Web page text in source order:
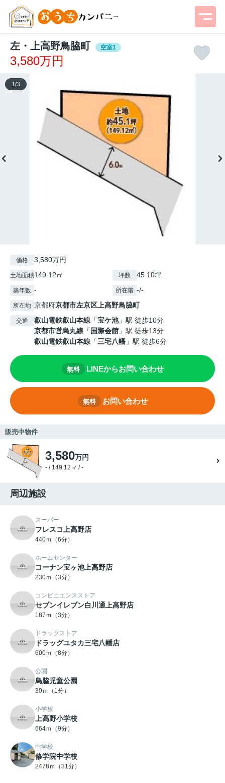
左・上高野鳥脇町 空室1
3,580万円
1 /3
価格 3,580万円
土地面積149.12㎡ 坪数 45.10坪
築年数 - 所在階 -/-
所在地 京都府京都市左京区 上高野鳥脇町
交通 叡山電鉄叡山本線 「宝ケ池」駅 徒歩10分
京都市営烏丸線 「 国際会館 」駅 徒歩13分
叡山電鉄叡山本線 「三宅八幡 」駅 徒歩6分
無料 LINEからお問い合わせ
無料 お問い合わせ
販売中物件
3,580万円
- / 149.12㎡ / -
周辺施設
スーパー
フレスコ上高野店
440ｍ（6分）
ホームセンター
コーナン宝ヶ池上高野店
230ｍ（3分）
コンビニエンスストア
セブンイレブン白川通上高野店
187ｍ（3分）
ドラッグストア
ドラッグユタカ三宅八幡店
600ｍ（8分）
公園
鳥脇児童公園
30ｍ（1分）
小学校
上高野小学校
664ｍ（9分）
中学校
修学院中学校
2478ｍ（31分）